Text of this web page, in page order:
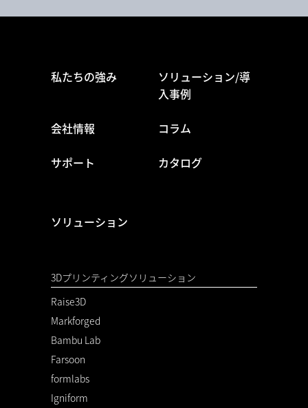
私たちの強み
ソリューション/導
入事例
会社情報 コラム
サポート カタログ
ソリューション
3Dプリンティングソリューション
Raise3D
Markforged
Bambu Lab
Farsoon
formlabs
Igniform